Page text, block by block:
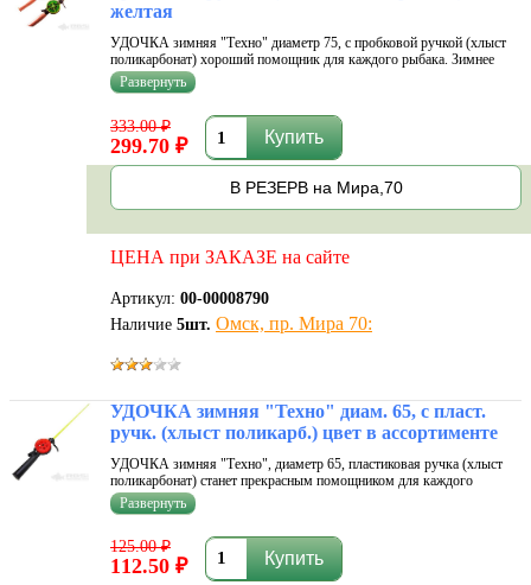
желтая
УДОЧКА зимняя "Техно" диаметр 75, с пробковой ручкой (хлыст
поликарбонат) хороший помощник для каждого рыбака. Зимнее
удочка является универсальным приспособлением для зимней
рыбалки на мормышку, балансиры, блесна и т.п. Надежная
333.00 ₽
299.70 ₽
В РЕЗЕРВ на Мира,70
ЦЕНА при ЗАКАЗЕ на сайте
Артикул: 00-00008790
Наличие 5шт. Омск, пр. Мира 70:
УДОЧКА зимняя "Техно" диам. 65, с пласт.
ручк. (хлыст поликарб.) цвет в ассортименте
УДОЧКА зимняя "Техно", диаметр 65, пластиковая ручка (хлыст
поликарбонат) станет прекрасным помощником для каждого
рыбака. Является универсальным классическим приспособлением
для зимней рыбалки на мормышку и балансиры. Легкая, надежная и
125.00 ₽
112.50 ₽